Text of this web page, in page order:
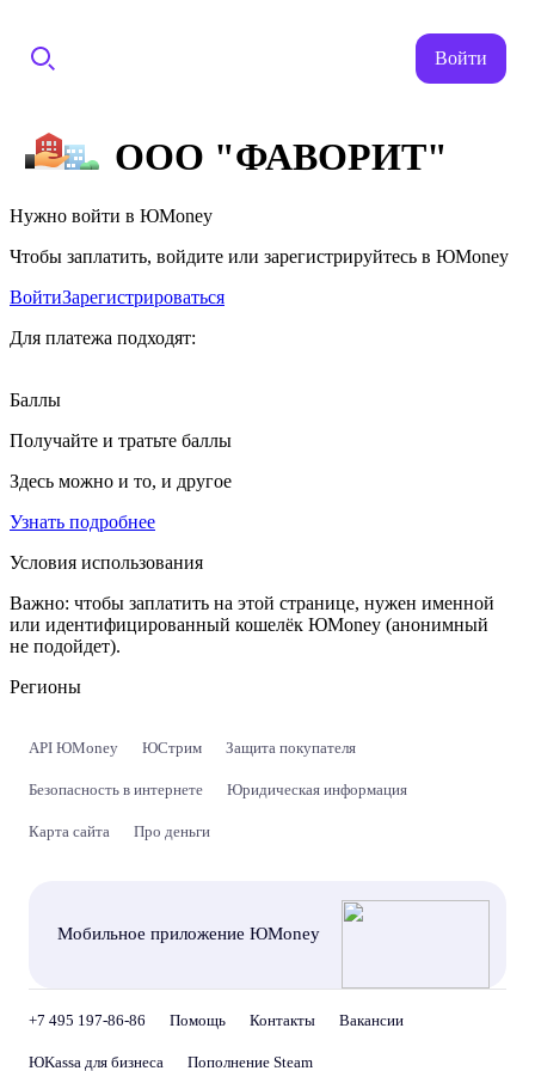
Войти
ООО "ФАВОРИТ"
Нужно войти в ЮMoney
Чтобы заплатить, войдите или зарегистрируйтесь в ЮMoney
ВойтиЗарегистрироваться
Для платежа подходят:
Баллы
Получайте и тратьте баллы
Здесь можно и то, и другое
Узнать подробнее
Условия использования
Важно: чтобы заплатить на этой странице, нужен именной
или идентифицированный кошелёк ЮMoney (анонимный
не подойдет).
Регионы
API ЮMoney ЮСтрим Защита покупателя
Безопасность в интернете Юридическая информация
Карта сайта Про деньги
Мобильное приложение ЮMoney
+7 495 197-86-86 Помощь Контакты Вакансии
ЮKassa для бизнеса Пополнение Steam